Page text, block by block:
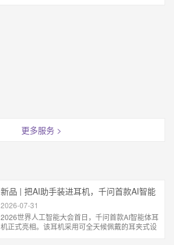
更多服务 >
新品 | 把AI助手装进耳机，千问首款AI智能
体耳机亮相WAIC
2026-07-31
2026世界人工智能大会首日，千问首款AI智能体耳
机正式亮相。该耳机采用可全天候佩戴的耳夹式设